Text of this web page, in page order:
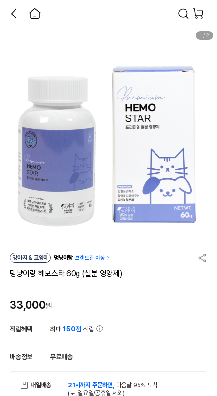
1 / 2
강아지 & 고양이 멍냥이랑 브랜드관 이동
멍냥이랑 헤모스타 60g (철분 영양제)
33,000원
적립혜택 최대150점 적립
배송정보 무료배송
내일배송 21시까지 주문하면, 다음날 95% 도착
(토, 일요일/공휴일 제외)